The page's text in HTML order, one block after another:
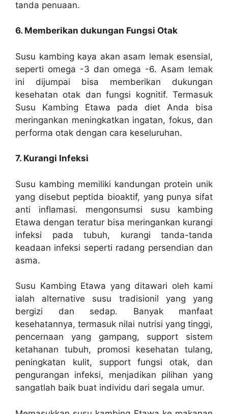
tanda penuaan.
6. Memberikan dukungan Fungsi Otak
Susu kambing kaya akan asam lemak esensial,
seperti omega -3 dan omega -6. Asam lemak
ini dijumpai bisa memberikan dukungan
kesehatan otak dan fungsi kognitif. Termasuk
Susu Kambing Etawa pada diet Anda bisa
meringankan meningkatkan ingatan, fokus, dan
performa otak dengan cara keseluruhan.
7. Kurangi Infeksi
Susu kambing memiliki kandungan protein unik
yang disebut peptida bioaktif, yang punya sifat
anti inflamasi. mengonsumsi susu kambing
Etawa dengan teratur bisa meringankan kurangi
infeksi pada tubuh, kurangi tanda-tanda
keadaan infeksi seperti radang persendian dan
asma.
Susu Kambing Etawa yang ditawari oleh kami
ialah alternative susu tradisionil yang yang
bergizi dan sedap. Banyak manfaat
kesehatannya, termasuk nilai nutrisi yang tinggi,
pencernaan yang gampang, support sistem
ketahanan tubuh, promosi kesehatan tulang,
peningkatan kulit, support fungsi otak, dan
pengurangan infeksi, menjadikan pilihan yang
sangatlah baik buat individu dari segala umur.